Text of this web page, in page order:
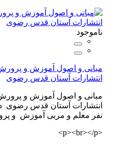
ناموجود
مبانی و اصول آموزش و
انتشارات آستان قدس رضوی
مبانی و اصول آموزش و
انتشارات آستان قدس رضوی
نفر معلم و مربی آموزش و
<p><br></p>